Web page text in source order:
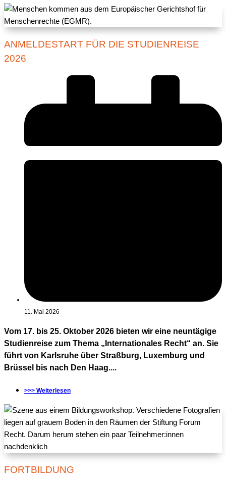
ANMELDESTART FÜR DIE STUDIENREISE
2026
11. Mai 2026
Vom 17. bis 25. Oktober 2026 bieten wir eine neuntägige
Studienreise zum Thema „Internationales Recht“ an. Sie
führt von Karlsruhe über Straßburg, Luxemburg und
Brüssel bis nach Den Haag....
>>> Weiterlesen
FORTBILDUNG